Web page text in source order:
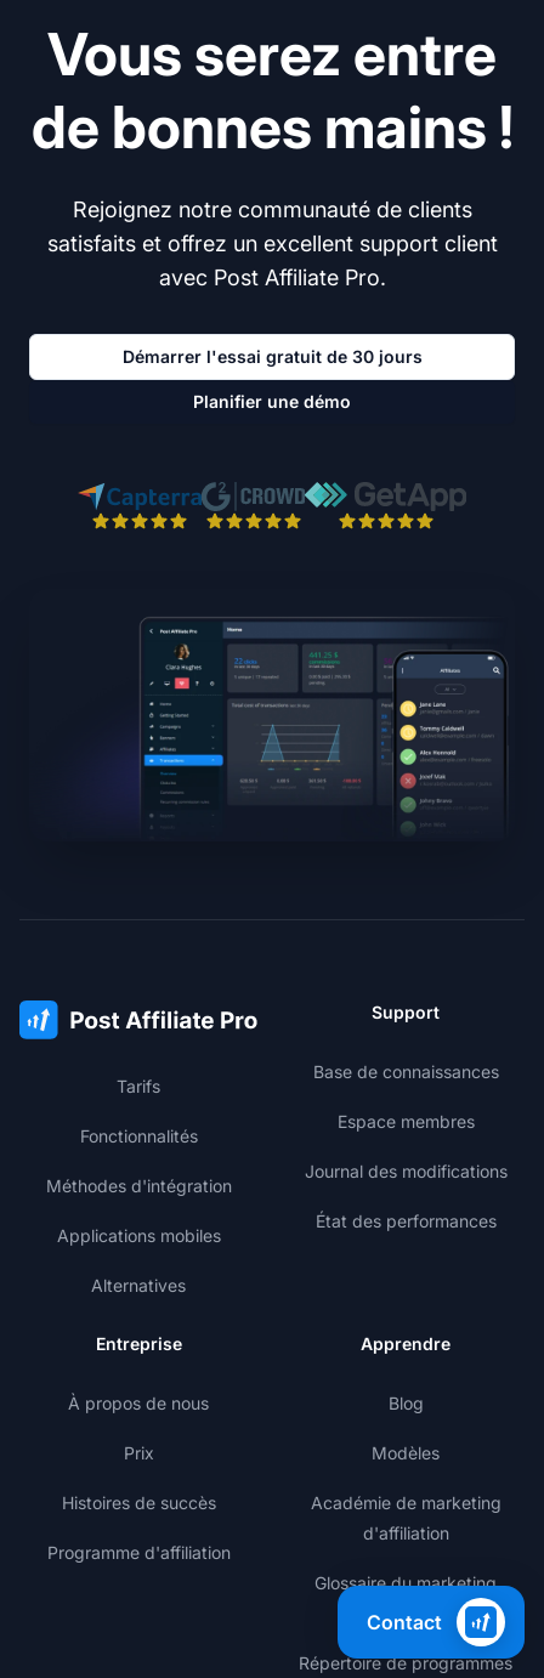
Vous serez entre
de bonnes mains !
Rejoignez notre communauté de clients
satisfaits et offrez un excellent support client
avec Post Affiliate Pro.
Démarrer l'essai gratuit de 30 jours
Planifier une démo
Tarifs
Fonctionnalités
Méthodes d'intégration
Applications mobiles
Alternatives
Support
Base de connaissances
Espace membres
Journal des modifications
État des performances
Entreprise
À propos de nous
Prix
Histoires de succès
Programme d'affiliation
Apprendre
Blog
Modèles
Académie de marketing
d'affiliation
Glossaire du marketing
d'affiliation
Répertoire de programmes
Contact